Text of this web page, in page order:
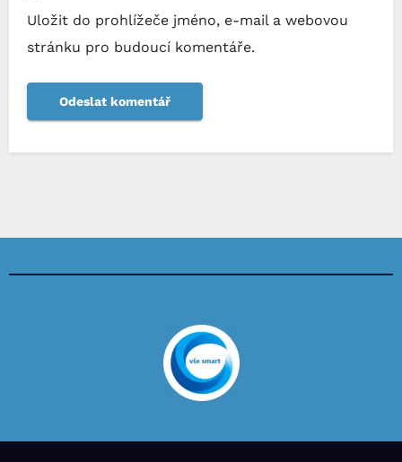
Uložit do prohlížeče jméno, e-mail a webovou
stránku pro budoucí komentáře.